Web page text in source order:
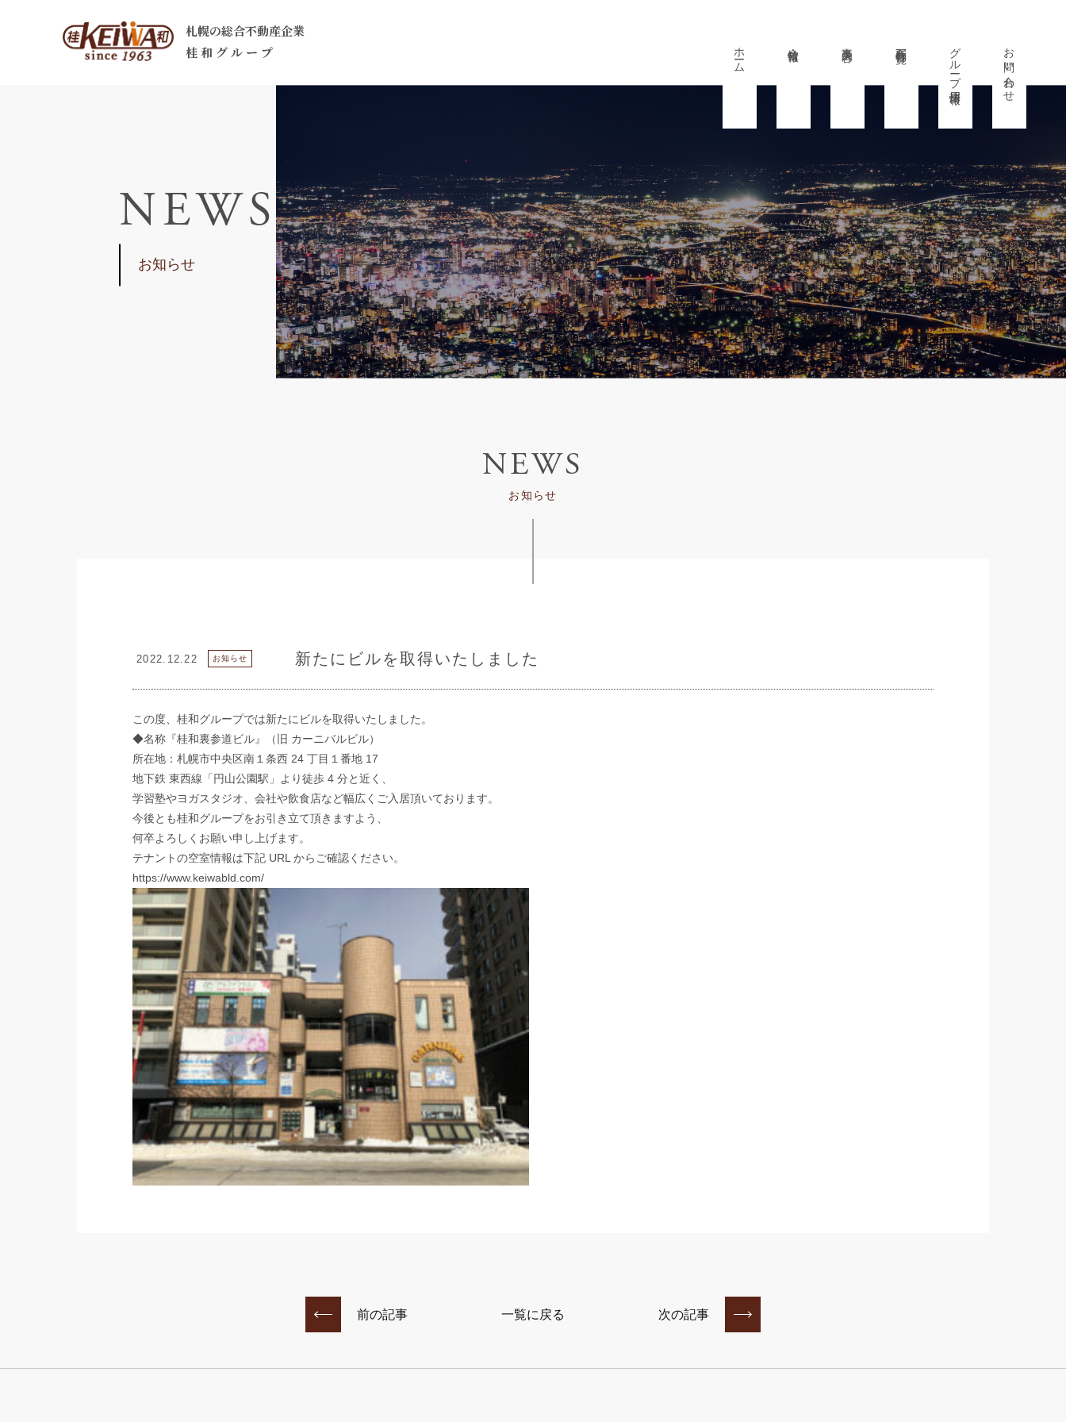
札幌の総合不動産企業
桂 和 グ ル ー プ
ホーム グループ採用情報 お問い合わせ
NEWS
お知らせ
NEWS
お知らせ
2022.12.22 お知らせ 新たにビルを取得いたしました
この度、桂和グループでは新たにビルを取得いたしました。
◆名称『桂和裏参道ビル』（旧 カーニバルビル）
所在地：札幌市中央区南１条西 24 丁目１番地 17
地下鉄 東西線「円山公園駅」より徒歩 4 分と近く、
学習塾やヨガスタジオ、会社や飲食店など幅広くご入居頂いております。
今後とも桂和グループをお引き立て頂きますよう、
何卒よろしくお願い申し上げます。
テナントの空室情報は下記 URL からご確認ください。
https://www.keiwabld.com/
前の記事 一覧に戻る 次の記事